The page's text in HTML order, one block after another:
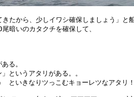
たから、少しイワシ確保しましょう」と
暗いのカタクチを確保して、
る。
というアタリがある。。
といきなりツっこむキョーレツなアタリ